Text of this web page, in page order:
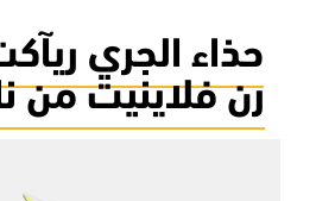
حذاء الجري
رن فلاينيت من